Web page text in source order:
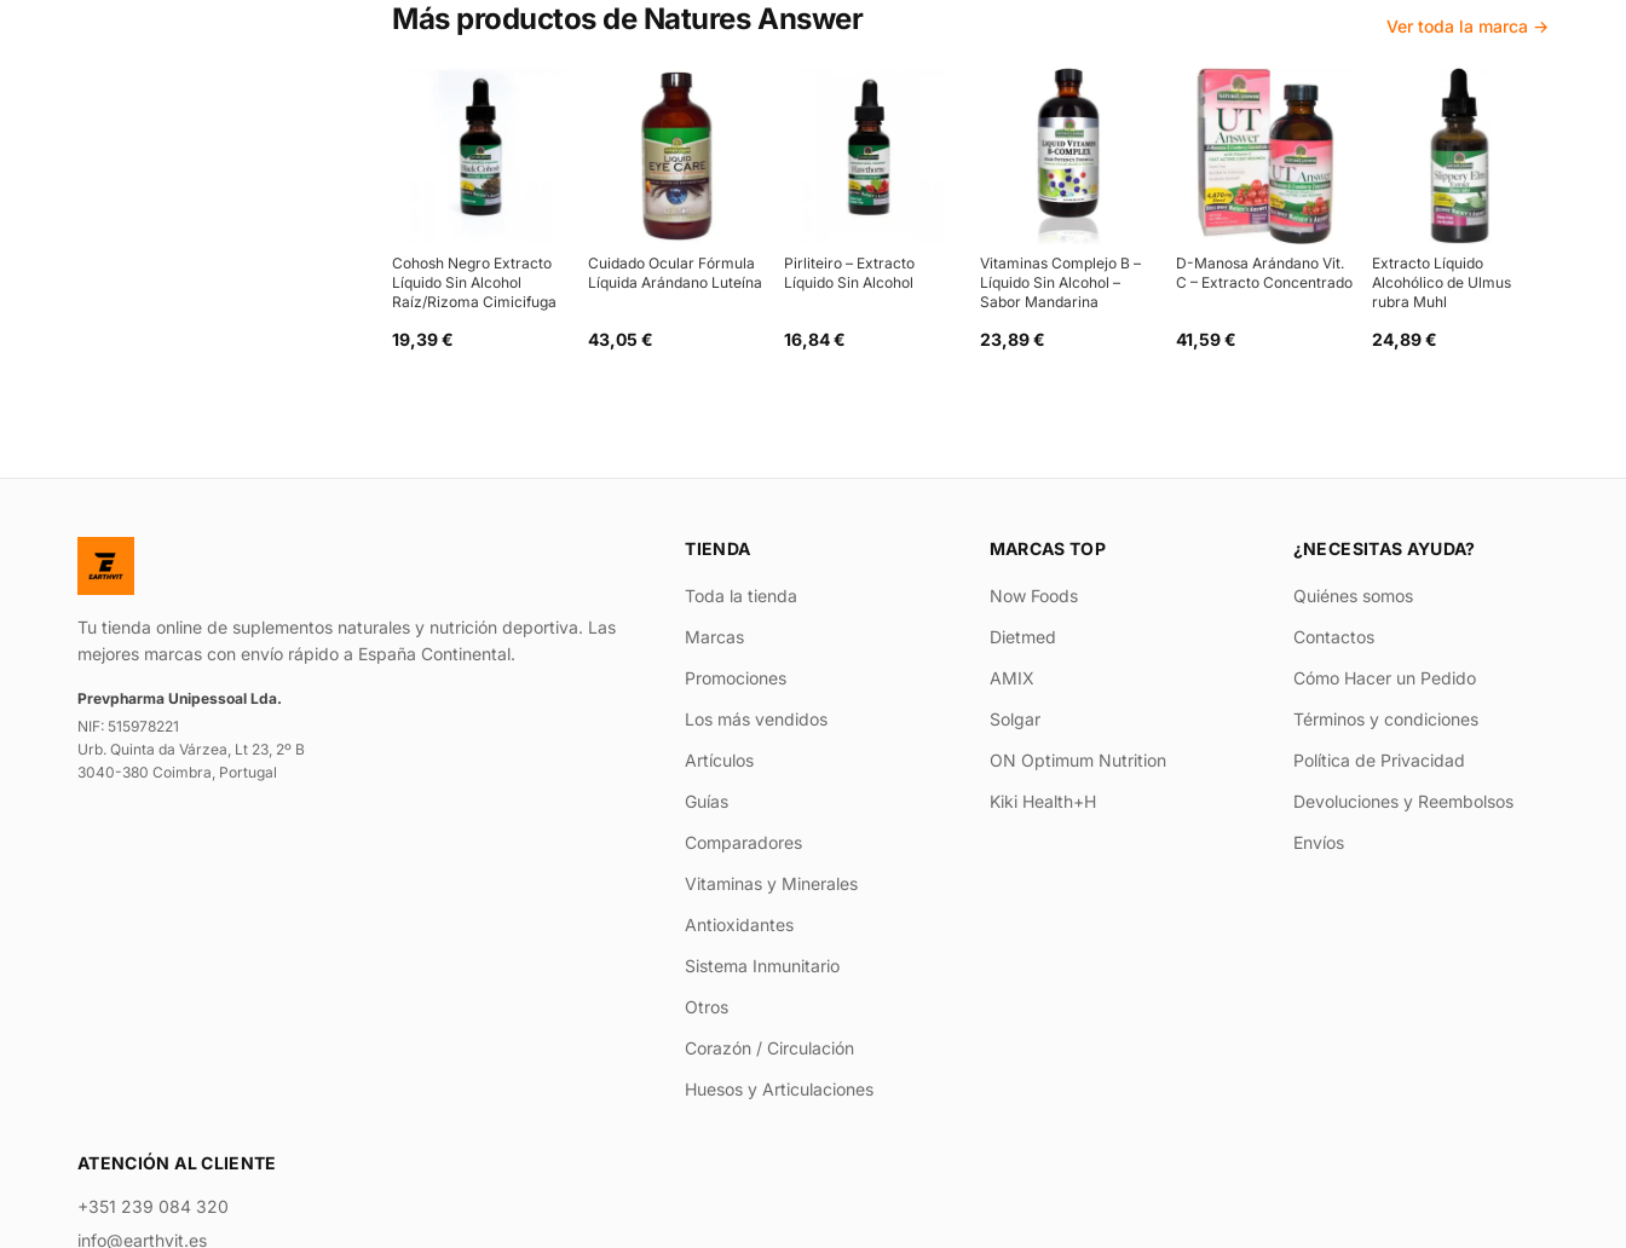
Más productos de Natures Answer Ver toda la marca →
Cohosh Negro Extracto
Líquido Sin Alcohol
Raíz/Rizoma Cimicifuga
19,39 €
Cuidado Ocular Fórmula
Líquida Arándano Luteína
43,05 €
Pirliteiro – Extracto
Líquido Sin Alcohol
16,84 €
Vitaminas Complejo B –
Líquido Sin Alcohol –
Sabor Mandarina
23,89 €
D-Manosa Arándano Vit.
C – Extracto Concentrado
41,59 €
Extracto Líquido
Alcohólico de Ulmus
rubra Muhl
24,89 €
Tu tienda online de suplementos naturales y nutrición deportiva. Las
mejores marcas con envío rápido a España Continental.
Prevpharma Unipessoal Lda.
NIF: 515978221
Urb. Quinta da Várzea, Lt 23, 2º B
3040-380 Coimbra, Portugal
TIENDA
Toda la tienda
Marcas
Promociones
Los más vendidos
Artículos
Guías
Comparadores
Vitaminas y Minerales
Antioxidantes
Sistema Inmunitario
Otros
Corazón / Circulación
Huesos y Articulaciones
MARCAS TOP
Now Foods
Dietmed
AMIX
Solgar
ON Optimum Nutrition
Kiki Health+H
¿NECESITAS AYUDA?
Quiénes somos
Contactos
Cómo Hacer un Pedido
Términos y condiciones
Política de Privacidad
Devoluciones y Reembolsos
Envíos
ATENCIÓN AL CLIENTE
+351 239 084 320
info@earthvit.es